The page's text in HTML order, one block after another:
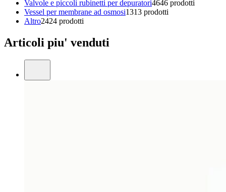
Valvole e piccoli rubinetti per depuratori4646 prodotti
Vessel per membrane ad osmosi1313 prodotti
Altro2424 prodotti
Articoli piu' venduti